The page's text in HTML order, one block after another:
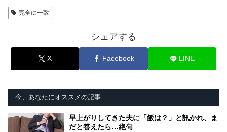
完全に一致
シェアする
X Facebook LINE
今、あなたにオススメの記事
早上がりしてきた夫に「飯は？」と訊かれ、ま
だと答えたら…絶句